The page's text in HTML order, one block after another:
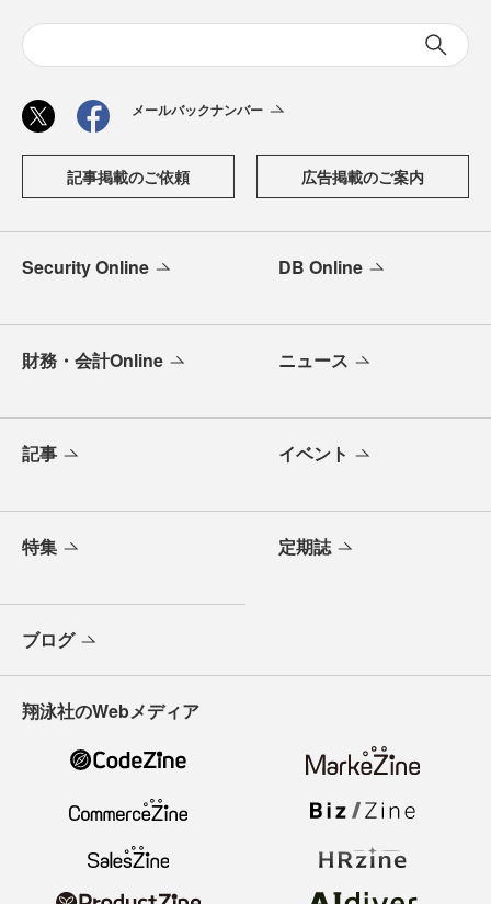
メールバックナンバー
記事掲載のご依頼 広告掲載のご案内
Security Online DB Online
財務・会計Online ニュース
記事 イベント
特集 定期誌
ブログ
翔泳社のWebメディア